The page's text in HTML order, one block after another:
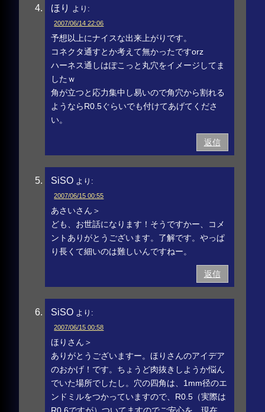
ほり より:
2007/06/14 22:06
予想以上にナイスな出来上がりです。
コネクタ通すとか考えて無かったですorz
ハーネス通しはぽこっと丸穴をイメージしてま
したｗ
角が立つと応力集中し易いので角穴から割れる
ようならR0.5ぐらいでも付けてあげてくださ
い。
返信
SiSO より:
2007/06/15 00:55
あさいさん＞
ども、お世話になります！そうですかー、コメ
ントありがとうございます。了解です。やっぱ
り長くて細いのは難しいんですねー。
返信
SiSO より:
2007/06/15 00:58
ほりさん＞
ありがとうございますー。ほりさんのアイデア
のおかげ！です。ちょうど肉抜きしようか悩ん
でいた場所でしたし。穴の四角は、1mm径のエ
ンドミルをつかっていますので、R0.5（実際は
R0.6ですが）ついてますのでご安心を。現在、